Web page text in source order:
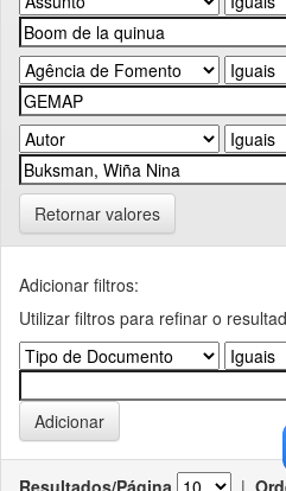
Retornar valores
Adicionar filtros:
Utilizar filtros para refinar o
Resultados/Página |